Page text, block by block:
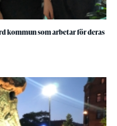
kommun som arbetar för deras